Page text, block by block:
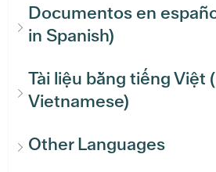
Documentos en
in Spanish)
Tài liệu bằng tiếng Việt
Vietnamese)
Other Languages